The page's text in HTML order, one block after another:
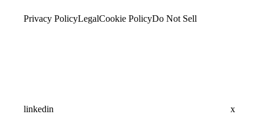
Privacy PolicyLegalCookie PolicyDo Not Sell
linkedin x